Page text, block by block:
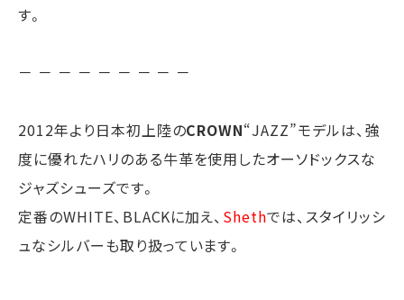
す。
－ － － － － － － － －
2012年より日本初上陸のCROWN“JAZZ”モデルは、強
度に優れたハリのある牛革を使用したオーソドックスな
ジャズシューズです。
定番のWHITE、BLACKに加え、 Shethでは、スタイリッシ
ュなシルバーも取り扱っています。